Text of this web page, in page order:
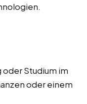
Studium im
oder einem